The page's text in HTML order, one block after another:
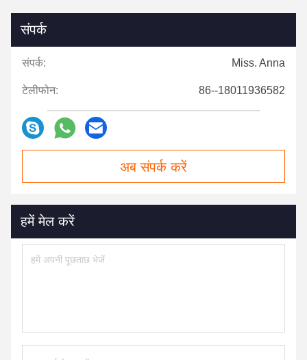
संपर्क
संपर्क: Miss. Anna
टेलीफोन: 86--18011936582
अब संपर्क करें
हमें मेल करें